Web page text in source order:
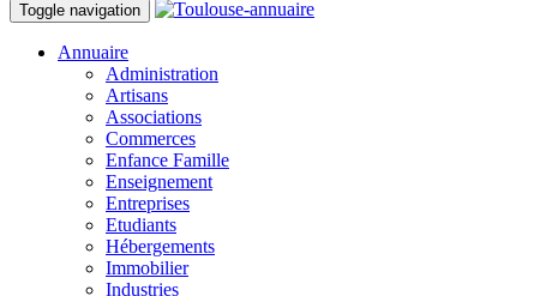
Toggle navigation
Annuaire
Administration
Artisans
Associations
Commerces
Enfance Famille
Enseignement
Entreprises
Etudiants
Hébergements
Immobilier
Industries